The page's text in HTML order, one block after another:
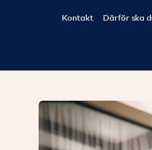
Kontakt Därför ska